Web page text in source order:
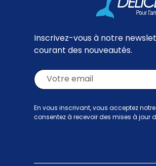
Inscrivez-vous à notre
courant des nouveautés.
En vous inscrivant, vous acceptez
consentez à recevoir des mises à jour